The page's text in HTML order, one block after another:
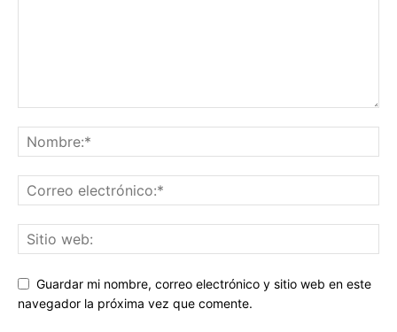
Guardar mi nombre, correo electrónico y sitio web en este
navegador la próxima vez que comente.